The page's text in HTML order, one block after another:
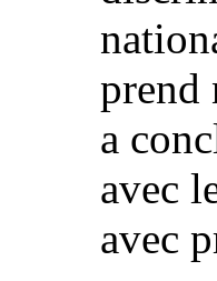
prend
a
avec
avec